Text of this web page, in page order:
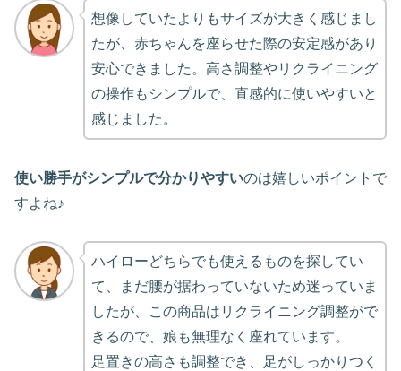
想像していたよりもサイズが大きく感じまし
たが、赤ちゃんを座らせた際の安定感があり
安心できました。高さ調整やリクライニング
の操作もシンプルで、直感的に使いやすいと
感じました。
使い勝手がシンプルで分かりやすいのは嬉しいポイントで
すよね♪
ハイローどちらでも使えるものを探してい
て、まだ腰が据わっていないため迷っていま
したが、この商品はリクライニング調整がで
きるので、娘も無理なく座れています。
足置きの高さも調整でき、足がしっかりつく